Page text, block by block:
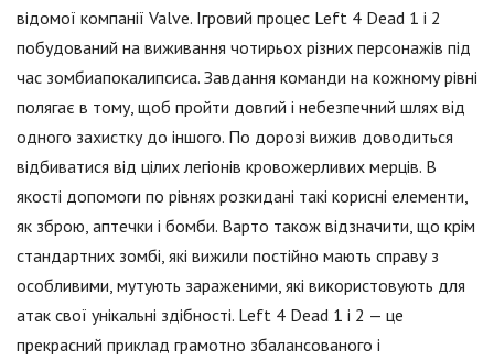
відомої компанії Valve. Ігровий процес Left 4 Dead 1 і 2
побудований на виживання чотирьох різних персонажів під
час зомбиапокалипсиса. Завдання команди на кожному рівні
полягає в тому, щоб пройти довгий і небезпечний шлях від
одного захистку до іншого. По дорозі вижив доводиться
відбиватися від цілих легіонів кровожерливих мерців. В
якості допомоги по рівнях розкидані такі корисні елементи,
як зброю, аптечки і бомби. Варто також відзначити, що крім
стандартних зомбі, які вижили постійно мають справу з
особливими, мутують зараженими, які використовують для
атак свої унікальні здібності. Left 4 Dead 1 і 2 — це
прекрасний приклад грамотно збалансованого і